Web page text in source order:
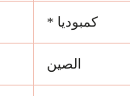
كمبوديا *
الصين